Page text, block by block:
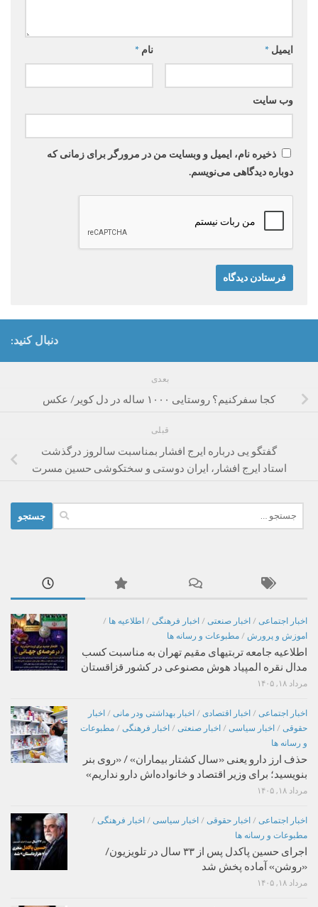
نام * ایمیل *
وب‌ سایت
ذخیره نام، ایمیل و وبسایت من در مرورگر برای زمانی که
دوباره دیدگاهی می‌نویسم.
دنبال کنید:
بعدی
کجا سفرکنیم؟ روستایی ۱۰۰۰ ساله در دل کویر/ عکس
قبلی
گفتگو یی درباره ایرج افشار بمناسبت سالروز درگذشت
استاد ایرج افشار، ایران دوستی و سختکوشی حسین مسرت
برای:
اخبار اجتماعی / اخبار صنعتی / اخبار فرهنگی / اطلاعیه ها /
اموزش و پرورش / مطبوعات و رسانه ها
اطلاعیه جامعه تربتیهای مقیم تهران به مناسبت کسب
مدال نقره المپیاد هوش مصنوعی در کشور قزاقستان
مرداد ۱۸, ۱۴۰۵
اخبار اجتماعی / اخبار اقتصادی / اخبار بهداشتی ودر مانی / اخبار
حقوقی / اخبار سیاسی / اخبار صنعتی / اخبار فرهنگی / مطبوعات
و رسانه ها
حذف ارز دارو یعنی «سال کشتار بیماران» / «روی بنر
بنویسید؛ برای وزیر اقتصاد و خانواده‌اش دارو نداریم»
مرداد ۱۸, ۱۴۰۵
اخبار اجتماعی / اخبار حقوقی / اخبار سیاسی / اخبار فرهنگی /
مطبوعات و رسانه ها
اجرای حسین پاکدل پس از ۳۳ سال در تلویزیون/
«روشن» آماده پخش شد
مرداد ۱۸, ۱۴۰۵